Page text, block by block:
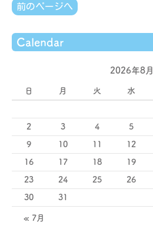
前のページへ
Calendar
2026年8月
日 月 火 水
2 3 4 5
9 10 11 12
16 17 18 19
23 24 25 26
30 31
« 7月